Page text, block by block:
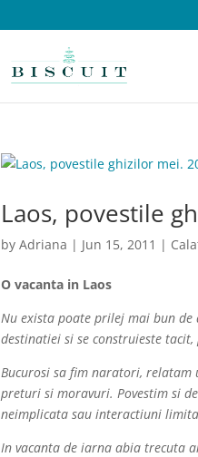
Laos, povestile
byAdriana | Jun 15, 2011 |
O vacanta in Laos
Nu exista poate prilej mai bun de
destinatiei si se construieste
Bucurosi sa fim naratori, relatam
preturi si moravuri. Povestim si
neimplicata sau interactiuni
In vacanta de iarna abia trecuta